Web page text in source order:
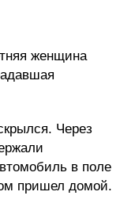
женщина
Через
в поле
пришел домой.